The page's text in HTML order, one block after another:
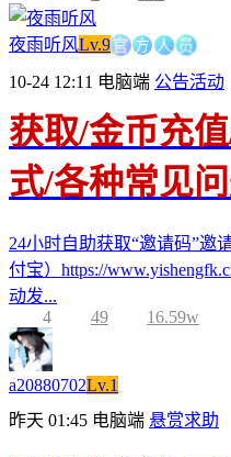
夜雨听风Lv.9官方人员
10-24 12:11 电脑端 公告活动
获取/金币充
式/各种常见
24小时自助获取“邀请码”邀
付宝）https://
动发...
4
49 16.59w
a20880702Lv.1
昨天 01:45 电脑端 悬赏求助